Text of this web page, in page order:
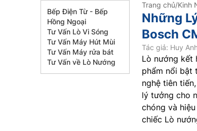
Bếp Điện Từ - Bếp
Hồng Ngoại
Tư Vấn Lò Vi Sóng
Tư Vấn Máy Hút Mùi
Tư Vấn Máy rửa bát
Tư Vấn về Lò Nướng
Trang chủ/Kinh
Những
Bosch
Tác giả: Huy
Lò nướng kết
phẩm nổi bật
nghệ tiên
lý tưởng cho
chóng và
chiếc Lò